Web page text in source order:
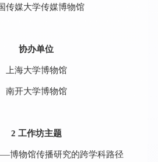
传媒大学传媒博物馆
协办单位
上海大学博物馆
南开大学博物馆
2 工作坊主题
博物馆传播研究的跨学科路径